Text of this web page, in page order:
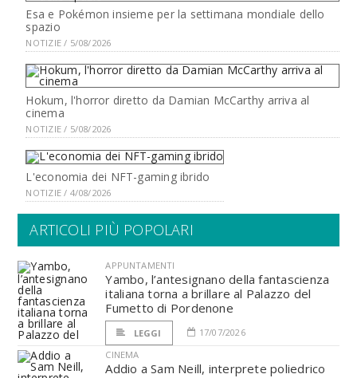
Esa e Pokémon insieme per la settimana mondiale dello
spazio
NOTIZIE / 5/08/2026
Hokum, l'horror diretto da Damian McCarthy arriva al
cinema
NOTIZIE / 5/08/2026
L'economia dei NFT-gaming ibrido
NOTIZIE / 4/08/2026
ARTICOLI PIÙ POPOLARI
APPUNTAMENTI
Yambo, l’antesignano della fantascienza
italiana torna a brillare al Palazzo del
Fumetto di Pordenone
LEGGI
17/07/2026
CINEMA
Addio a Sam Neill, interprete poliedrico